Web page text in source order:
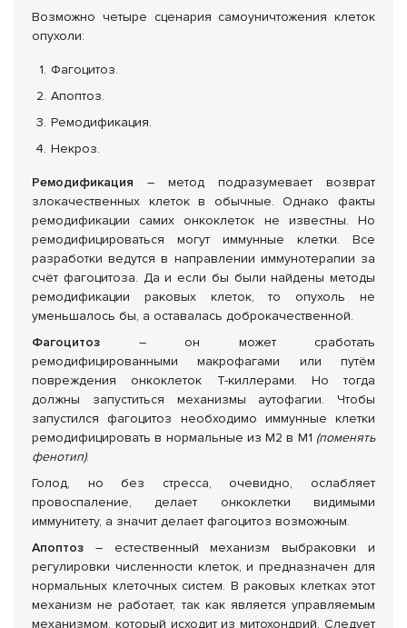
Возможно четыре сценария самоуничтожения клеток
опухоли:
Фагоцитоз.
Апоптоз.
Ремодификация.
Некроз.
Ремодификация – метод подразумевает возврат
злокачественных клеток в обычные. Однако факты
ремодификации самих онкоклеток не известны. Но
ремодифицироваться могут иммунные клетки. Все
разработки ведутся в направлении иммунотерапии за
счёт фагоцитоза. Да и если бы были найдены методы
ремодификации раковых клеток, то опухоль не
уменьшалось бы, а оставалась доброкачественной.
Фагоцитоз – он может сработать
ремодифицированными макрофагами или путём
повреждения онкоклеток Т-киллерами. Но тогда
должны запуститься механизмы аутофагии. Чтобы
запустился фагоцитоз необходимо иммунные клетки
ремодифицировать в нормальные из М2 в М1 (поменять
фенотип).
Голод, но без стресса, очевидно, ослабляет
провоспаление, делает онкоклетки видимыми
иммунитету, а значит делает фагоцитоз возможным.
Апоптоз – естественный механизм выбраковки и
регулировки численности клеток, и предназначен для
нормальных клеточных систем. В раковых клетках этот
механизм не работает, так как является управляемым
механизмом, который исходит из митохондрий. Следует